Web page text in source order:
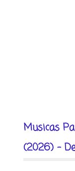
Musicas
(2026) -